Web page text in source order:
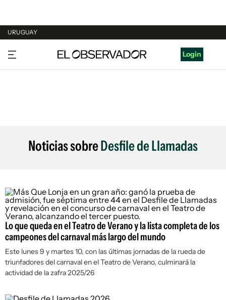
URUGUAY
URUGUAY
ARGENTINA
Login
Noticias sobreDesfile de Llamadas
Lo que queda en el Teatro de Verano y la lista completa de los
campeones del carnaval más largo del mundo
Este lunes 9 y martes 10, con las últimas jornadas de la rueda de
triunfadores del carnaval en el Teatro de Verano, culminará la
actividad de la zafra 2025/26